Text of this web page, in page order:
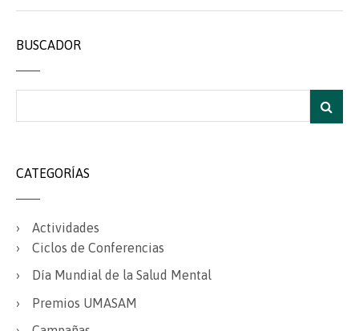
BUSCADOR
CATEGORÍAS
Actividades
Ciclos de Conferencias
Día Mundial de la Salud Mental
Premios UMASAM